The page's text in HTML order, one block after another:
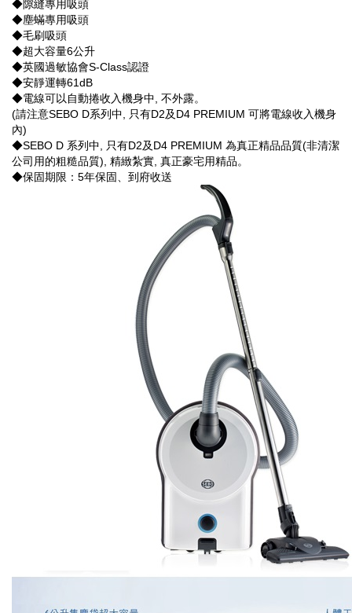
◆隙縫專用吸頭
◆塵蟎專用吸頭
◆毛刷吸頭
◆超大容量6公升
◆英國過敏協會S-Class認證
◆安靜運轉61dB
◆電線可以自動捲收入機身中, 不外露。
(請注意SEBO D系列中, 只有D2及D4 PREMIUM 可將電線收入機身
內)
◆SEBO D 系列中, 只有D2及D4 PREMIUM 為真正精品品質(非清潔
公司用的粗糙品質), 精緻紮實, 真正豪宅用精品。
◆保固期限：5年保固、到府收送